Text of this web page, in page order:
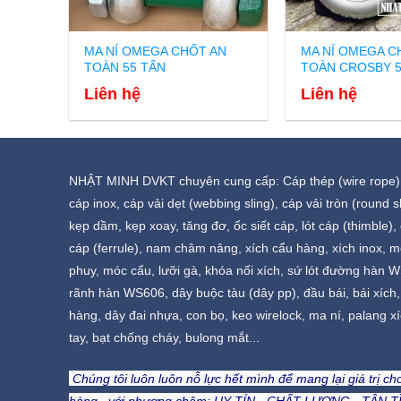
MA NÍ OMEGA CHỐT AN
TOÀN 55 TẤN
Liên hệ
MA NÍ OMEGA
TOÀN CROSBY
Liên hệ
NHẬT MINH DVKT chuyên cung cấp: Cáp thép (wire
cáp inox, cáp vải dẹt (webbing sling), cáp vải tròn (round
kẹp dầm, kẹp xoay, tăng đơ, ốc siết cáp, lót cáp (thimble),
cáp (ferrule), nam châm nâng, xích cẩu hàng, xích inox,
phuy, móc cẩu, lưỡi gà, khóa nối xích, sứ lót đường hàn
rãnh hàn WS606, dây buộc tàu (dây pp), đầu bái, bái
hàng, dây đai nhựa, con bọ, keo wirelock, ma ní, palang
tay, bạt chống cháy, bulong mắt...
Chúng tôi luôn luôn nỗ lực hết mình để mang lại giá trị